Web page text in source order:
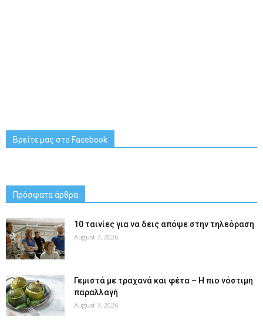
Βρείτε μας στο Facebook
Πρόσφατα άρθρα
10 ταινίες για να δεις απόψε στην τηλεόραση
August 7, 2026
Γεμιστά με τραχανά και φέτα – Η πιο νόστιμη
παραλλαγή
August 7, 2026